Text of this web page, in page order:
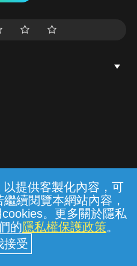
提供客製化內容，可
續閱覽本網站內容，
。更多關於隱私
的隱私權保護政策。
服務條款 隱私權保護
司個人家庭分公司
© 2026